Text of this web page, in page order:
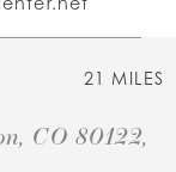
21 MILES
CO 80122,